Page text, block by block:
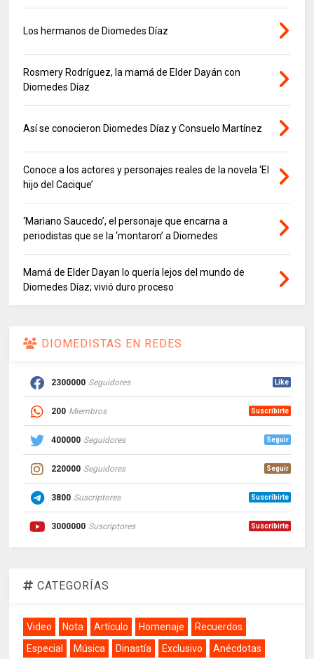
Los hermanos de Diomedes Díaz
Rosmery Rodríguez, la mamá de Elder Dayán con
Diomedes Díaz
Así se conocieron Diomedes Díaz y Consuelo Martínez
Conoce a los actores y personajes reales de la novela ‘El
hijo del Cacique’
‘Mariano Saucedo’, el personaje que encarna a
periodistas que se la ‘montaron’ a Diomedes
Mamá de Elder Dayan lo quería lejos del mundo de
Diomedes Díaz; vivió duro proceso
DIOMEDISTAS EN REDES
2300000 Seguidores Like
200 Miembros Suscribirte
400000 Seguidores Seguir
220000 Seguidores Seguir
3800 Suscriptores Suscribirte
3000000 Suscriptores Suscribirte
CATEGORÍAS
Video Nota Artículo Homenaje
Recuerdos
Especial
Música Dinastía Exclusivo
Anécdotas